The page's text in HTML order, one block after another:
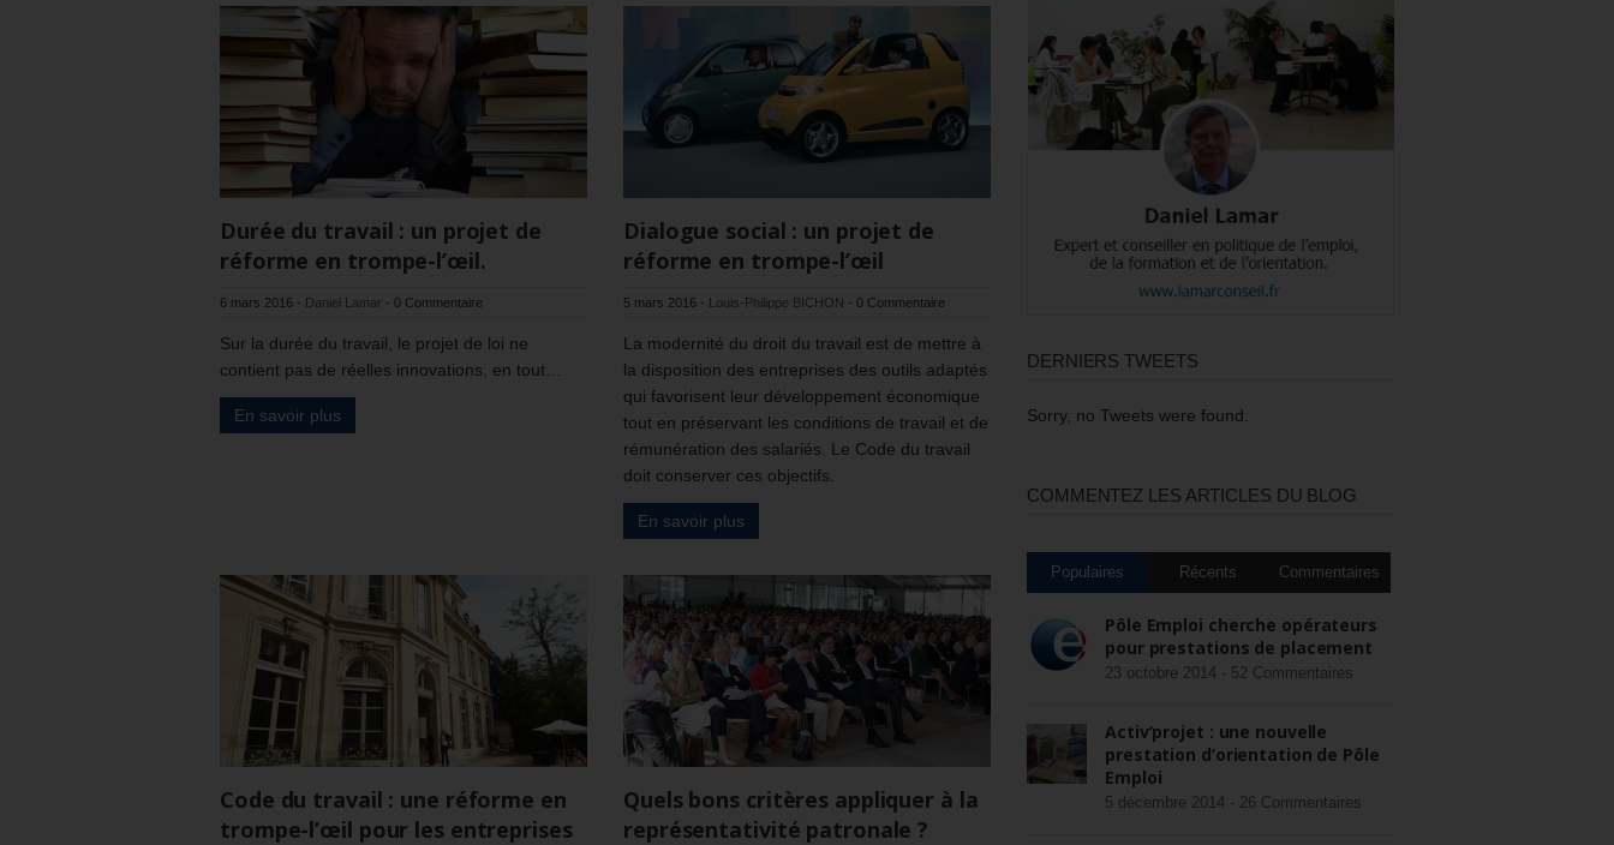
Durée du travail : un projet de
réforme en trompe-l’œil.
6 mars 2016 - Daniel Lamar - 0 Commentaire
Sur la durée du travail, le projet de loi ne
contient pas de réelles innovations, en tout…
En savoir plus
Dialogue social : un projet de
réforme en trompe-l’œil
5 mars 2016 - Louis-Philippe BICHON - 0 Commentaire
La modernité du droit du travail est de mettre à
la disposition des entreprises des outils adaptés
qui favorisent leur développement économique
tout en préservant les conditions de travail et de
rémunération des salariés. Le Code du travail
doit conserver ces objectifs.
En savoir plus
Code du travail : une réforme en
trompe-l’œil pour les entreprises
Quels bons critères appliquer à la
représentativité patronale ?
DERNIERS TWEETS
Sorry, no Tweets were found.
COMMENTEZ LES ARTICLES DU BLOG
Populaires Récents Commentaires
Pôle Emploi cherche opérateurs
pour prestations de placement
23 octobre 2014 - 52 Commentaires
Activ’projet : une nouvelle
prestation d’orientation de Pôle
Emploi
5 décembre 2014 - 26 Commentaires